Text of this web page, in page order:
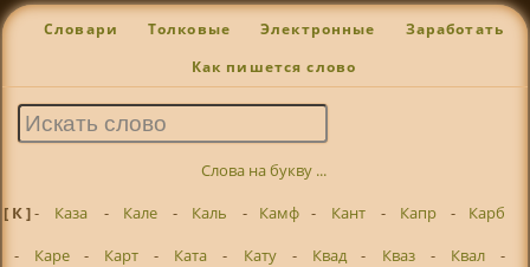
Словари Толковые Электронные Заработать
Как пишется слово
Слова на букву ...
[ К ]- Каза - Кале - Каль - Камф - Кант - Капр -
Карб
-
Каре - Карт - Ката - Кату - Квад - Кваз - Квал
-